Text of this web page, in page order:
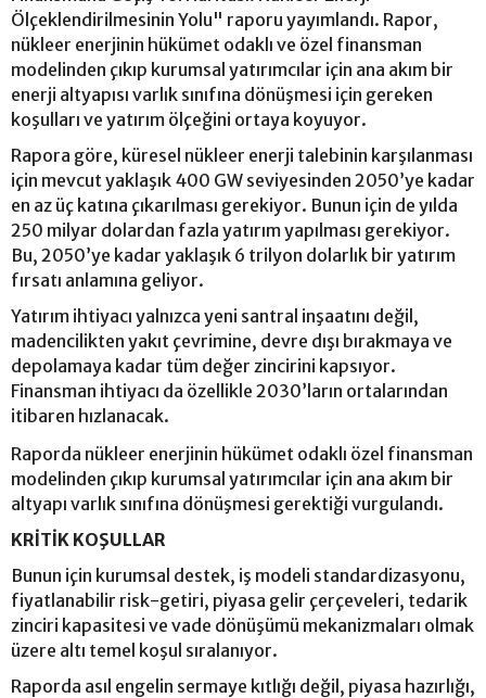
Ölçeklendirilmesinin Yolu" raporu yayımlandı. Rapor,
nükleer enerjinin hükümet odaklı ve özel finansman
modelinden çıkıp kurumsal yatırımcılar için ana akım bir
enerji altyapısı varlık sınıfına dönüşmesi için gereken
koşulları ve yatırım ölçeğini ortaya koyuyor.
Rapora göre, küresel nükleer enerji talebinin karşılanması
için mevcut yaklaşık 400 GW seviyesinden 2050’ye kadar
en az üç katına çıkarılması gerekiyor. Bunun için de yılda
250 milyar dolardan fazla yatırım yapılması gerekiyor.
Bu, 2050’ye kadar yaklaşık 6 trilyon dolarlık bir yatırım
fırsatı anlamına geliyor.
Yatırım ihtiyacı yalnızca yeni santral inşaatını değil,
madencilikten yakıt çevrimine, devre dışı bırakmaya ve
depolamaya kadar tüm değer zincirini kapsıyor.
Finansman ihtiyacı da özellikle 2030’ların ortalarından
itibaren hızlanacak.
Raporda nükleer enerjinin hükümet odaklı özel finansman
modelinden çıkıp kurumsal yatırımcılar için ana akım bir
altyapı varlık sınıfına dönüşmesi gerektiği vurgulandı.
KRİTİK KOŞULLAR
Bunun için kurumsal destek, iş modeli standardizasyonu,
fiyatlanabilir risk-getiri, piyasa gelir çerçeveleri, tedarik
zinciri kapasitesi ve vade dönüşümü mekanizmaları olmak
üzere altı temel koşul sıralanıyor.
Raporda asıl engelin sermaye kıtlığı değil, piyasa hazırlığı,